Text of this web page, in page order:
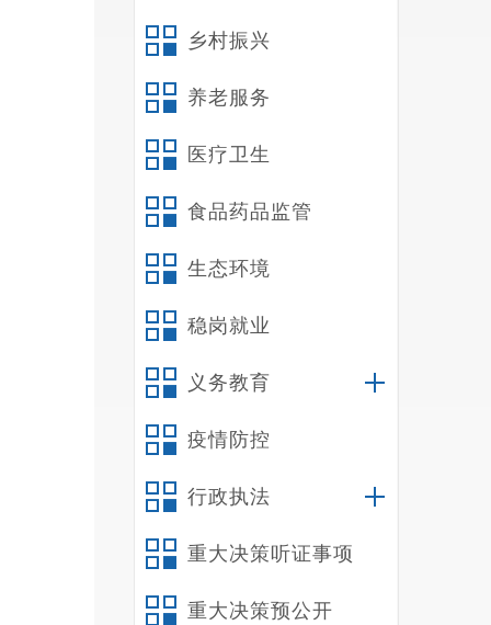
乡村振兴
养老服务
医疗卫生
食品药品监管
生态环境
稳岗就业
义务教育
疫情防控
行政执法
重大决策听证事项
重大决策预公开